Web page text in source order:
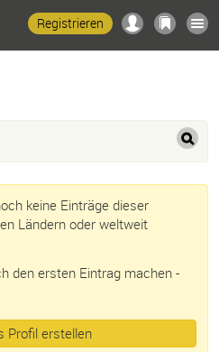
Registrieren
keine Einträge dieser
Ländern oder weltweit
den ersten Eintrag machen -
Profil erstellen